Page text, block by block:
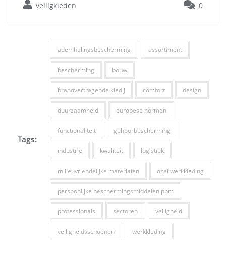
veiligkleden 0
Tags:
ademhalingsbescherming assortiment
bescherming bouw
brandvertragende kledij comfort design
duurzaamheid europese normen
functionaliteit gehoorbescherming
industrie kwaliteit logistiek
milieuvriendelijke materialen ozel werkkleding
persoonlijke beschermingsmiddelen pbm
professionals sectoren veiligheid
veiligheidsschoenen werkkleding